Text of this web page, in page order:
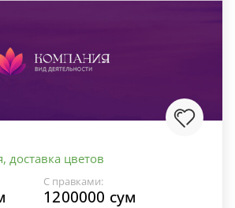
доставка цветов
С правками:
1200000 сум